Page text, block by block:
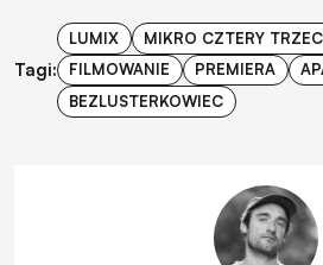
Tagi:
LUMIX MIKRO CZTERY
FILMOWANIE
PREMIERA
BEZLUSTERKOWIEC